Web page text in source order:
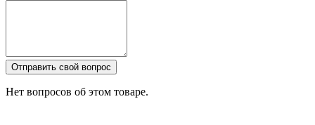
Отправить свой вопрос
Нет вопросов об этом товаре.